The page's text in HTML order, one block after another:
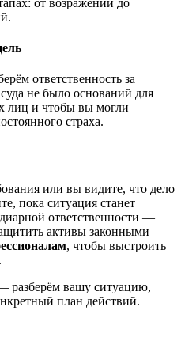
ответственность за
не было оснований для
лиц и чтобы вы могли
страха.
или вы видите, что дело
пока ситуация станет
ответственности —
активы законными
, чтобы выстроить
разберём вашу ситуацию,
план действий.